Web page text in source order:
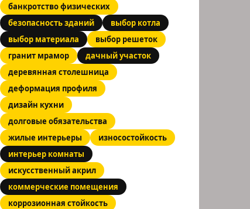
банкротство физических
безопасность зданий
выбор котла
выбор материала
выбор решеток
гранит мрамор
дачный участок
деревянная столешница
деформация профиля
дизайн кухни
долговые обязательства
жилые интерьеры
износостойкость
интерьер комнаты
искусственный акрил
коммерческие помещения
коррозионная стойкость